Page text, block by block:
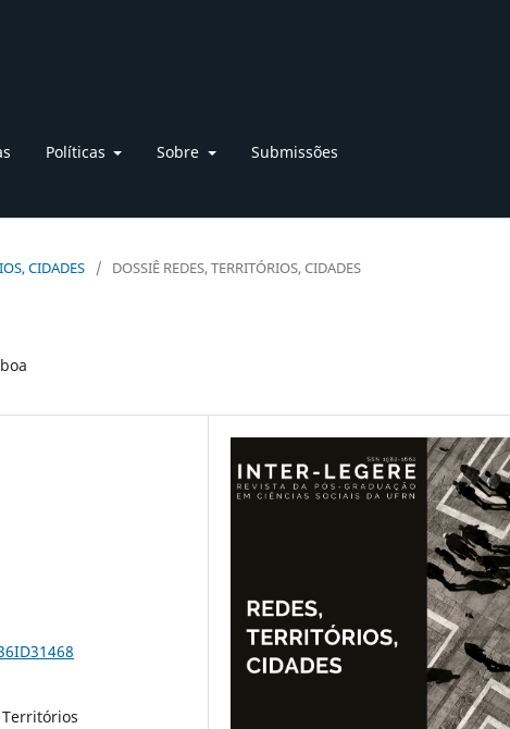
Políticas Sobre Submissões
CIDADES / DOSSIÊ REDES, TERRITÓRIOS, CIDADES
Territórios